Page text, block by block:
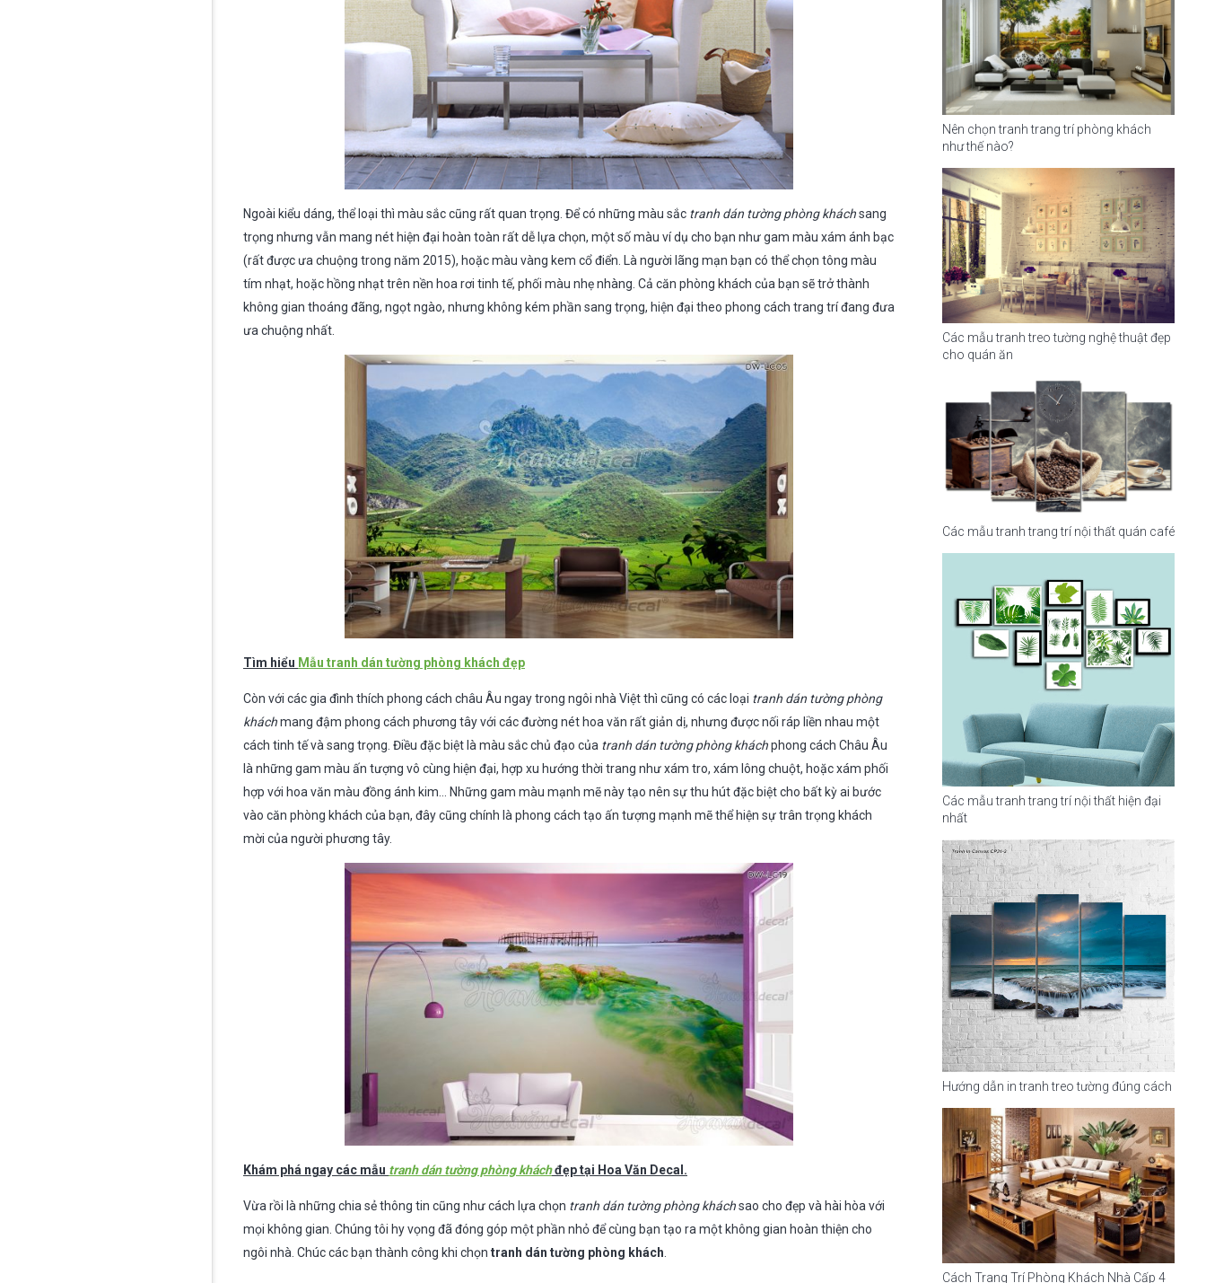
Ngoài kiểu dáng, thể loại thì màu sắc cũng rất quan trọng. Để có những màu sắc tranh dán tường phòng kháchsang
trọng nhưng vẫn mang nét hiện đại hoàn toàn rất dễ lựa chọn, một số màu ví dụ cho bạn như gam màu xám ánh bạc
(rất được ưa chuộng trong năm 2015), hoặc màu vàng kem cổ điển. Là người lãng mạn bạn có thể chọn tông màu
tím nhạt, hoặc hồng nhạt trên nền hoa rơi tinh tế, phối màu nhẹ nhàng. Cả căn phòng khách của bạn sẽ trở thành
không gian thoáng đãng, ngọt ngào, nhưng không kém phần sang trọng, hiện đại theo phong cách trang trí đang đưa
ưa chuộng nhất.
Tìm hiểu Mẫu tranh dán tường phòng khách đẹp
Còn với các gia đình thích phong cách châu Âu ngay trong ngôi nhà Việt thì cũng có các loại tranh dán tường phòng
kháchmang đậm phong cách phương tây với các đường nét hoa văn rất giản dị, nhưng được nối ráp liền nhau một
cách tinh tế và sang trọng. Điều đặc biệt là màu sắc chủ đạo của tranh dán tường phòng kháchphong cách Châu Âu
là những gam màu ấn tượng vô cùng hiện đại, hợp xu hướng thời trang như xám tro, xám lông chuột, hoặc xám phối
hợp với hoa văn màu đồng ánh kim… Những gam màu mạnh mẽ này tạo nên sự thu hút đặc biệt cho bất kỳ ai bước
vào căn phòng khách của bạn, đây cũng chính là phong cách tạo ấn tượng mạnh mẽ thể hiện sự trân trọng khách
mời của người phương tây.
Khám phá ngay các mẫu tranh dán tường phòng kháchđẹp tại Hoa Văn Decal.
Vừa rồi là những chia sẻ thông tin cũng như cách lựa chọn tranh dán tường phòng kháchsao cho đẹp và hài hòa với
mọi không gian. Chúng tôi hy vọng đã đóng góp một phần nhỏ để cùng bạn tạo ra một không gian hoàn thiện cho
ngôi nhà. Chúc các bạn thành công khi chọn tranh dán tường phòng khách.
Nên chọn tranh trang trí phòng khách
như thế nào?
Các mẫu tranh treo tường nghệ thuật đẹp
cho quán ăn
Các mẫu tranh trang trí nội thất quán café
Các mẫu tranh trang trí nội thất hiện đại
nhất
Hướng dẫn in tranh treo tường đúng cách
Cách Trang Trí Phòng Khách Nhà Cấp 4